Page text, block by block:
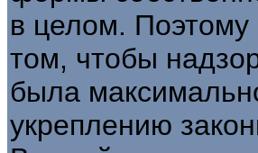
в целом. Поэтому
том, чтобы
была
укреплению